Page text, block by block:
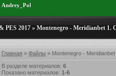
Andrey_Pol
PES 2017 » Montenegro - Meridianbet 1.
Главная » Файлы » Montenegro -
В разделе материалов: 6
Показано материалов: 1-6